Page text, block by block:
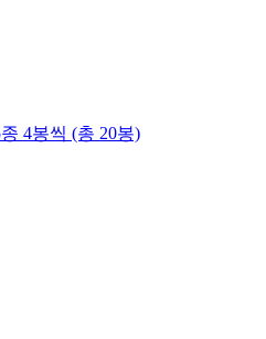
4봉씩 (총 20봉)